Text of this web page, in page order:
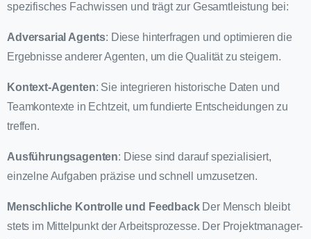
spezifisches Fachwissen und trägt zur Gesamtleistung bei:
Adversarial Agents: Diese hinterfragen und optimieren die
Ergebnisse anderer Agenten, um die Qualität zu steigern.
Kontext-Agenten: Sie integrieren historische Daten und
Teamkontexte in Echtzeit, um fundierte Entscheidungen zu
treffen.
Ausführungsagenten: Diese sind darauf spezialisiert,
einzelne Aufgaben präzise und schnell umzusetzen.
Menschliche Kontrolle und FeedbackDer Mensch bleibt
stets im Mittelpunkt der Arbeitsprozesse. Der Projektmanager-